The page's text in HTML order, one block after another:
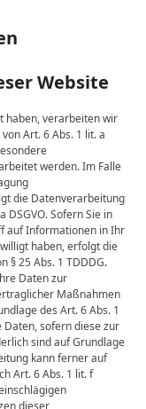
Website
haben, verarbeiten wir
Art. 6 Abs. 1 lit. a
werden. Im Falle
die Datenverarbeitung
DSGVO. Sofern Sie in
auf Informationen in Ihr
haben, erfolgt die
§ 25 Abs. 1 TDDDG.
Daten zur
Maßnahmen
des Art. 6 Abs. 1
Daten, sofern diese zur
sind auf Grundlage
kann ferner auf
Art. 6 Abs. 1 lit. f
dieser